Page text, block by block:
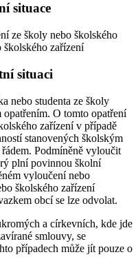
situace
ze školy nebo školského
zařízení
situaci
nebo studenta ze školy
opatřením. O tomto opatření
zařízení v případě
stanovených školským
Podmíněně vyloučit
plní povinnou školní
vyloučení nebo
školského zařízení
obcí se lze odvolat.
a církevních, kde jde
smlouvy, se
případech může jít pouze o